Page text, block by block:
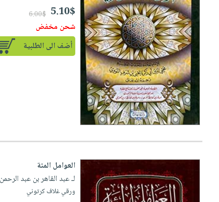
5.10$
6.00$
شحن مخفض
أضف الى الطلبية
العوامل المئة
لـ عبد القاهر بن عبد
ورقي غلاف كرتوني